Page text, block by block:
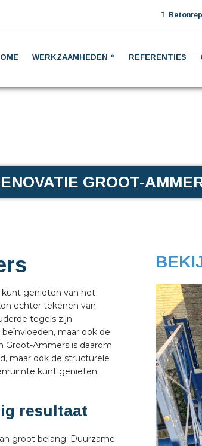
WERKZAAMHEDEN REFERENTIES
GROOT-
kunt genieten van het
echter tekenen van
tegels zijn
maar ook de
Groot-Ammers is daarom
maar ook de structurele
kunt genieten.
resultaat
groot belang. Duurzame